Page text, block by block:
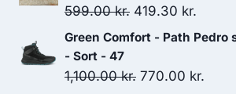
var:
1,199.00 kr..
599.00kr. Den
oprindelige
var:
419.30 kr.
er:
Green Comfort - Path Pedro
- Sort - 47
1,100.00kr. Den
770.00 kr.